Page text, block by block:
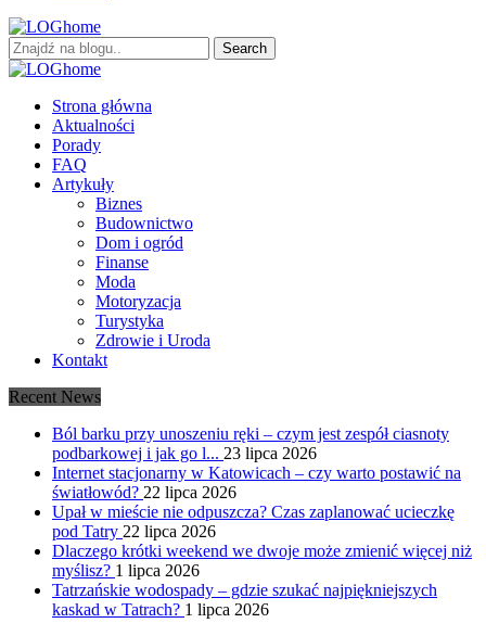
Search
for:
LOGhome
Miejsce pełne kreatywności
Strona główna
Aktualności
Porady
FAQ
Artykuły
Biznes
Budownictwo
Dom i ogród
Finanse
Moda
Motoryzacja
Turystyka
Zdrowie i Uroda
Kontakt
Recent News
Ból barku przy unoszeniu ręki – czym jest zespół ciasnoty
podbarkowej i jak go l... 23 lipca 2026
Internet stacjonarny w Katowicach – czy warto postawić na
światłowód? 22 lipca 2026
Upał w mieście nie odpuszcza? Czas zaplanować ucieczkę
pod Tatry 22 lipca 2026
Dlaczego krótki weekend we dwoje może zmienić więcej niż
myślisz? 1 lipca 2026
Tatrzańskie wodospady – gdzie szukać najpiękniejszych
kaskad w Tatrach? 1 lipca 2026